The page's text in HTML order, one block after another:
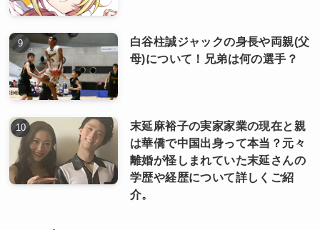
白谷柱誠ジャックの身長や両親(父
母)について！兄弟は何の選手？
末延麻裕子の実家家業の現在と親
は華僑で中国出身って本当？元々
離婚が怪しまれていた末延さんの
学歴や経歴について詳しくご紹
介。